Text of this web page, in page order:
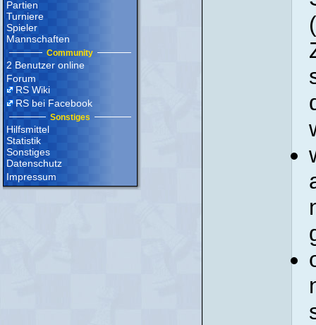
Partien
Turniere
Spieler
Mannschaften
Community
2 Benutzer online
Forum
RS Wiki
RS bei Facebook
Sonstiges
Hilfsmittel
Statistik
Sonstiges
Datenschutz
Impressum